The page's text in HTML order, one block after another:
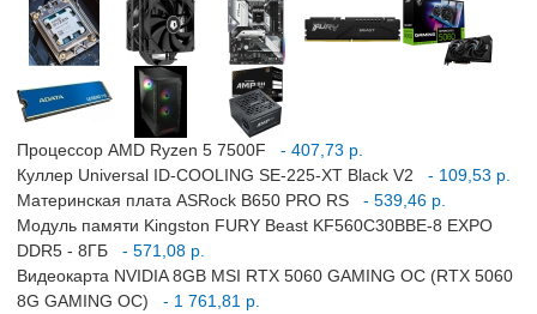
Процессор AMD Ryzen 5 7500F
- 407,73 р.
Куллер Universal ID-COOLING SE-225-XT Black V2
- 109,53 р.
Материнская плата ASRock B650 PRO RS
- 539,46 р.
Модуль памяти Kingston FURY Beast KF560C30BBE-8 EXPO
DDR5 - 8ГБ
- 571,08 р.
Видеокарта NVIDIA 8GB MSI RTX 5060 GAMING OC (RTX 5060
8G GAMING OC)
- 1 761,81 р.